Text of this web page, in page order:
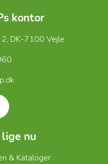
kontor
2, DK-7100 Vejle
nu
& Kataloger